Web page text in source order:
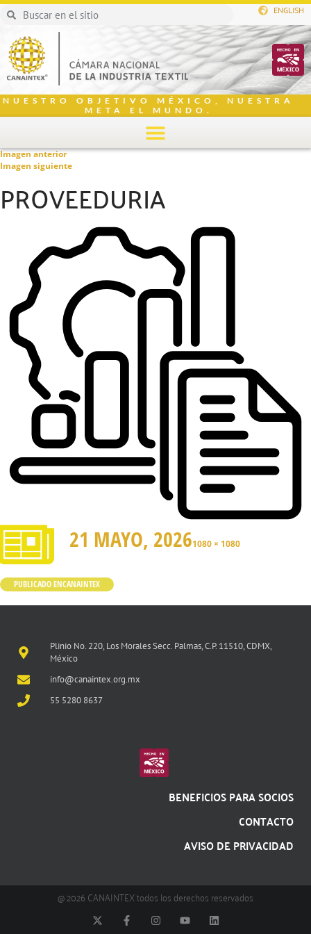
ENGLISH
NUESTRO OBJETIVO MÉXICO, NUESTRA
META EL MUNDO.
Imagen anterior
Imagen siguiente
PROVEEDURIA
21 MAYO, 20261080 × 1080
PUBLICADO ENCANAINTEX
Plinio No. 220, Los Morales Secc. Palmas, C.P. 11510, CDMX,
México
info@canaintex.org.mx
55 5280 8637
BENEFICIOS PARA SOCIOS
CONTACTO
AVISO DE PRIVACIDAD
@ 2026 CANAINTEX todos los derechos reservados